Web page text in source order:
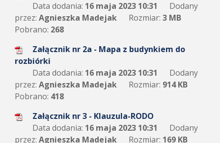
Data dodania: 16 maja 2023 10:31
Dodany
przez: Agnieszka Madejak Rozmiar: 3 MB
Pobrano: 268
Załącznik nr 2a - Mapa z budynkiem do
rozbiórki
Data dodania: 16 maja 2023 10:31
Dodany
przez: Agnieszka Madejak Rozmiar: 914 KB
Pobrano: 418
Załącznik nr 3 - Klauzula-RODO
Data dodania: 16 maja 2023 10:31
Dodany
przez: Agnieszka Madejak Rozmiar: 169 KB